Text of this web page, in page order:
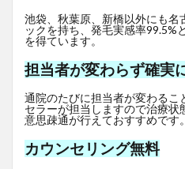
池袋、秋葉原、新橋以外にも名
ックを持ち、発毛実感率99.5%
を得ています。
担当者が変わらず確実
通院のたびに担当者が変わるこ
セラーが担当しますので治療状
意思疎通が行えておすすめです。
カウンセリング無料